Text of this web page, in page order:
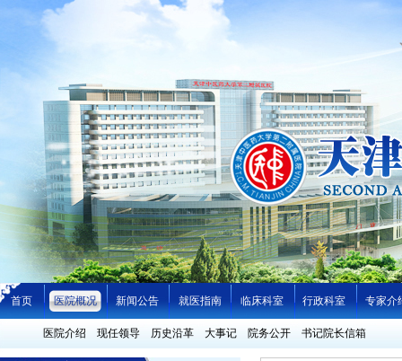
首页 医院概况 新闻公告 就医指南 临床科室 行政科室 专家介
医院介绍 现任领导 历史沿革 大事记 院务公开 书记院长信箱